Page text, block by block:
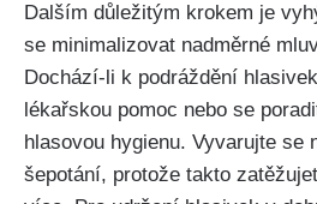
Dalším důležitým krokem je
se ​minimalizovat ‍nadměrné‌
Dochází-li k podráždění⁣
lékařskou pomoc⁤ nebo‌ se
hlasovou hygienu.‌ Vyvarujte se
šepotání, protože takto‍